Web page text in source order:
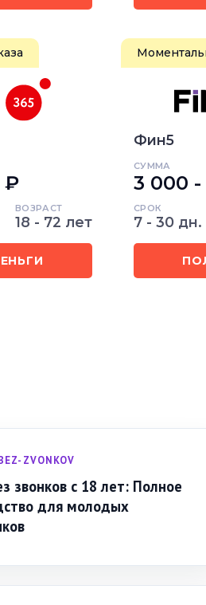
₽
ВОЗРАСТ
18 - 72 лет
Фин5
СУММА
3 000
СРОК
7 - 30 дн.
ZVONKOV
звонков с 18 лет: Полное
для молодых